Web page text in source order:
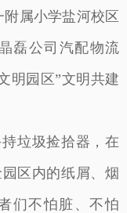
附属小学盐河校区
磊公司汽配物流
明园区”文明共建
垃圾捡拾器，在
区内的纸屑、烟
们不怕脏、不怕